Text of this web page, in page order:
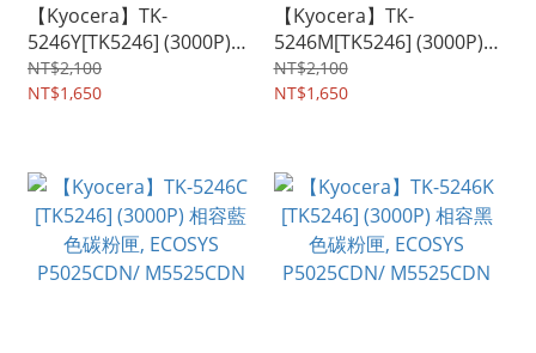
【Kyocera】TK-
5246Y[TK5246] (3000P)
相容黃色碳粉匣, ECOSYS
P5025CDN/ M5525CDN
NT$2,100
NT$1,650
【Kyocera】TK-
5246M[TK5246] (3000P)
相容紅色碳粉匣, ECOSYS
P5025CDN/ M5525CDN
NT$2,100
NT$1,650